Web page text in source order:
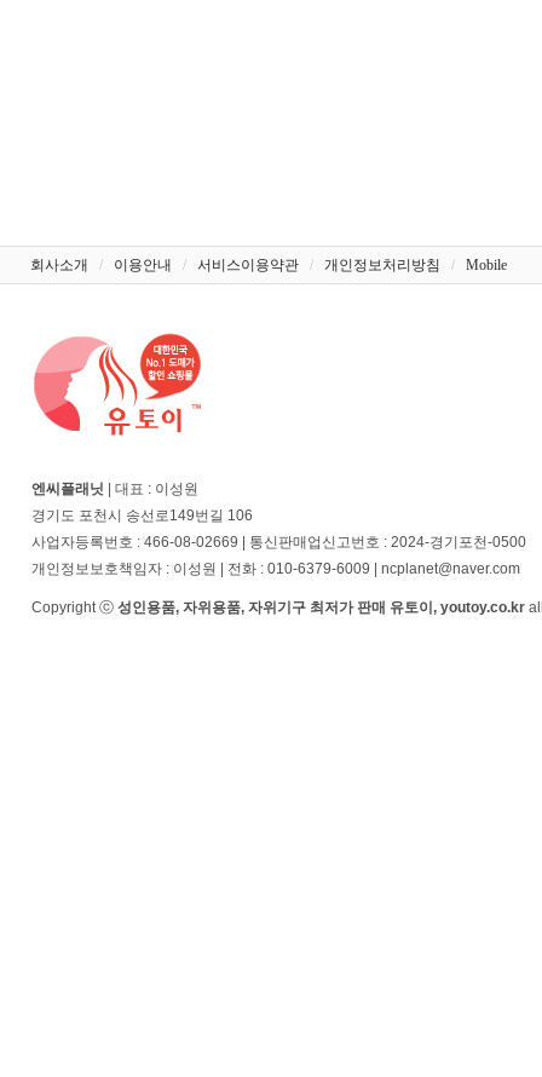
회사소개 / 이용안내 / 서비스이용약관 / 개인정보처리방침 / Mobile
엔씨플래닛 | 대표 : 이성원
경기도 포천시 송선로149번길 106
사업자등록번호 : 466-08-02669 | 통신판매업신고번호 : 2024-경기포천-0500
개인정보보호책임자 : 이성원 | 전화 : 010-6379-6009 | ncplanet@naver.com
Copyright ⓒ 성인용품, 자위용품, 자위기구 최저가 판매 유토이, youtoy.co.kr